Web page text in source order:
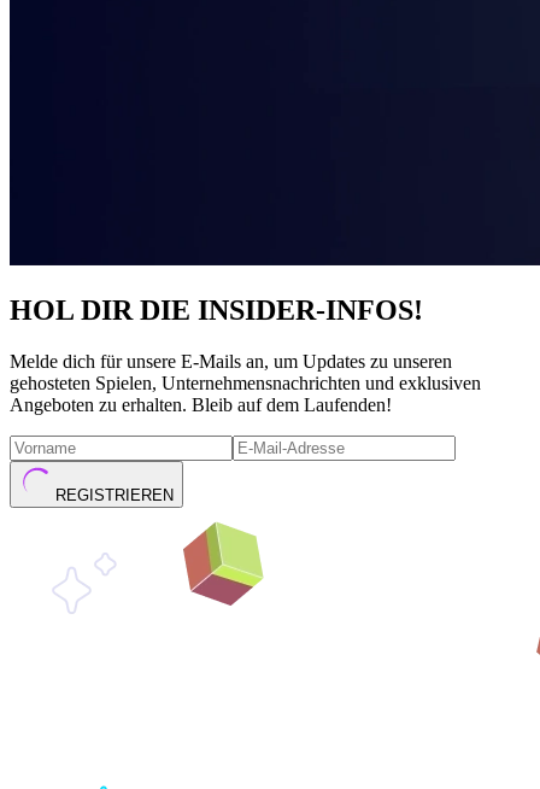
HOL DIR DIE INSIDER-INFOS!
Melde dich für unsere E-Mails an, um Updates zu unseren
gehosteten Spielen, Unternehmensnachrichten und exklusiven
Angeboten zu erhalten. Bleib auf dem Laufenden!
REGISTRIEREN